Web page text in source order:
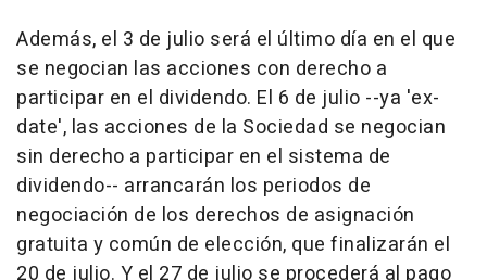
Además, el 3 de julio será el último día en el que
se negocian las acciones con derecho a
participar en el dividendo. El 6 de julio --ya 'ex-
date', las acciones de la Sociedad se negocian
sin derecho a participar en el sistema de
dividendo-- arrancarán los periodos de
negociación de los derechos de asignación
gratuita y común de elección, que finalizarán el